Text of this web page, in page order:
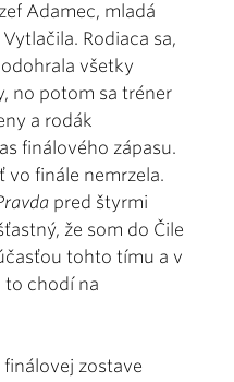
Adamec, mladá
Rodiaca sa,
všetky
no potom sa tréner
a rodák
finálového zápasu.
vo finále nemrzela.
pred štyrmi
že som do Čile
tohto tímu a v
to chodí na
zostave